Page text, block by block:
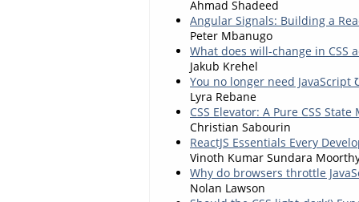
Ahmad Shadeed
Angular Signals: Building a
Peter Mbanugo
What does will-change in CSS
Jakub Krehel
You no longer need JavaScript
Lyra Rebane
CSS Elevator: A Pure CSS
Christian Sabourin
ReactJS Essentials Every
Vinoth Kumar Sundara
Why do browsers throttle
Nolan Lawson